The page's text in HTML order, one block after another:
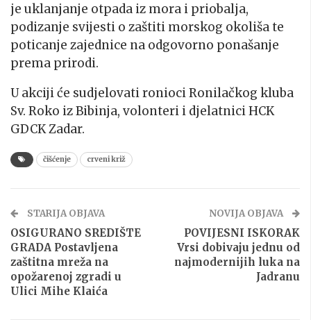
je uklanjanje otpada iz mora i priobalja,
podizanje svijesti o zaštiti morskog okoliša te
poticanje zajednice na odgovorno ponašanje
prema prirodi.
U akciji će sudjelovati ronioci Ronilačkog kluba
Sv. Roko iz Bibinja, volonteri i djelatnici HCK
GDCK Zadar.
čišćenje crveni križ
STARIJA OBJAVA
OSIGURANO SREDIŠTE
GRADA Postavljena
zaštitna mreža na
opožarenoj zgradi u
Ulici Mihe Klaića
NOVIJA OBJAVA
POVIJESNI ISKORAK
Vrsi dobivaju jednu od
najmodernijih luka na
Jadranu